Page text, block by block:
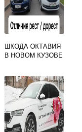
ШКОДА ОКТАВИЯ
В НОВОМ КУЗОВЕ